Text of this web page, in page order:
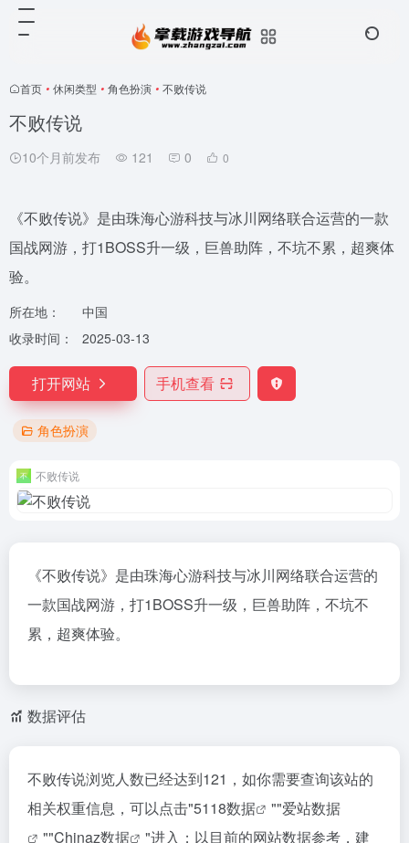
首页 • 休闲类型 • 角色扮演 • 不败传说
不败传说
10个月前发布 121 0 0
《不败传说》是由珠海心游科技与冰川网络联合运营的一款
国战网游，打1BOSS升一级，巨兽助阵，不坑不累，超爽体
验。
所在地：
中国
收录时间：
2025-03-13
打开网站 手机查看
角色扮演
不败传说
《不败传说》是由珠海心游科技与冰川网络联合运营的
一款国战网游，打1BOSS升一级，巨兽助阵，不坑不
累，超爽体验。
数据评估
不败传说浏览人数已经达到121，如你需要查询该站的
相关权重信息，可以点击"5118数据 ""爱站数据
""Chinaz数据
"进入；以目前的网站数据参考，建